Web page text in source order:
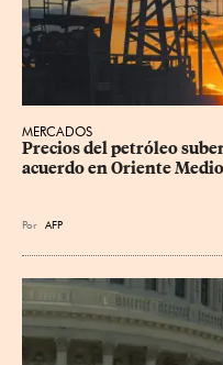
MERCADOS
Precios del petróleo
acuerdo en Oriente Medio
Por AFP